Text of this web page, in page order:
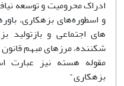
ادراک محرومیت و توسعه
و اسطوره‌های بزهکاری،
های اجتماعی و بازتولید
شکننده، مرزهای مبهم
مقوله هسته نیز عبارت
بزهکاری"